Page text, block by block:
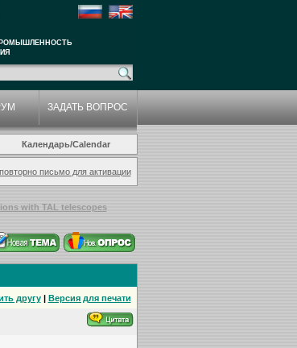
ЗАДАТЬ ВОПРОС
Календарь/Calendar
письмо для активации
with TAL telescopes
другу| Версия для печати